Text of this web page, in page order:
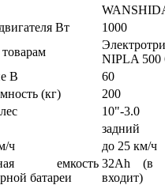
Вт
1000
NIPLA 500
В
60
(кг)
200
10"-3.0
задний
ч
до 25 км/ч
емкость
батареи
32Ah (в
входит)